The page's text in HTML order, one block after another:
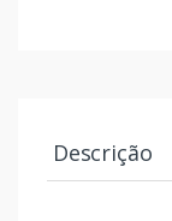
Descrição